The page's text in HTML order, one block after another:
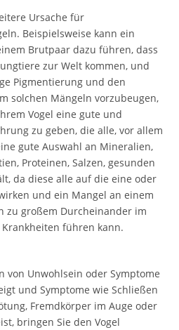
Ursache für
Beispielsweise kann ein
Brutpaar dazu führen, dass
zur Welt kommen, und
Pigmentierung und den
solchen Mängeln vorzubeugen,
Vogel eine gute und
zu geben, die alle, vor allem
gute Auswahl an Mineralien,
Proteinen, Salzen, gesunden
da diese alle auf die eine oder
und ein Mangel an einem
zu großem Durcheinander im
führen kann.
von Unwohlsein oder Symptome
und Symptome wie Schließen
Fremdkörper im Auge oder
bringen Sie den Vogel